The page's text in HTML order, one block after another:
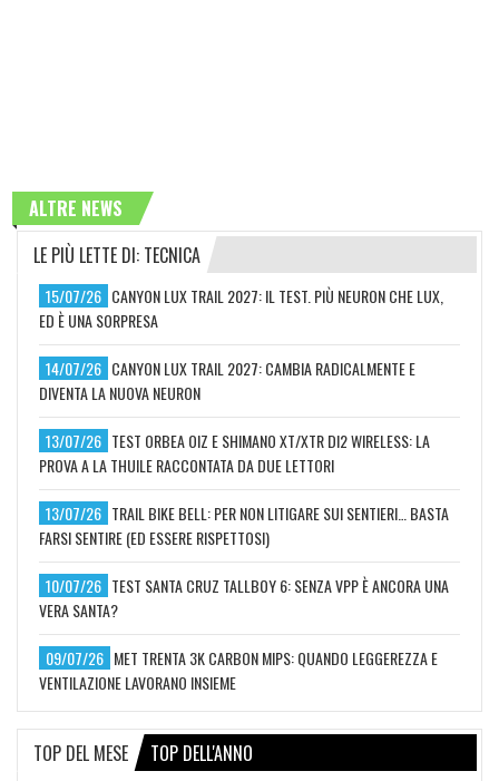
ALTRE NEWS
LE PIÙ LETTE DI: TECNICA
15/07/26 CANYON LUX TRAIL 2027: IL TEST. PIÙ NEURON CHE LUX,
ED È UNA SORPRESA
14/07/26 CANYON LUX TRAIL 2027: CAMBIA RADICALMENTE E
DIVENTA LA NUOVA NEURON
13/07/26 TEST ORBEA OIZ E SHIMANO XT/XTR DI2 WIRELESS: LA
PROVA A LA THUILE RACCONTATA DA DUE LETTORI
13/07/26 TRAIL BIKE BELL: PER NON LITIGARE SUI SENTIERI… BASTA
FARSI SENTIRE (ED ESSERE RISPETTOSI)
10/07/26 TEST SANTA CRUZ TALLBOY 6: SENZA VPP È ANCORA UNA
VERA SANTA?
09/07/26 MET TRENTA 3K CARBON MIPS: QUANDO LEGGEREZZA E
VENTILAZIONE LAVORANO INSIEME
TOP DEL MESE TOP DELL'ANNO